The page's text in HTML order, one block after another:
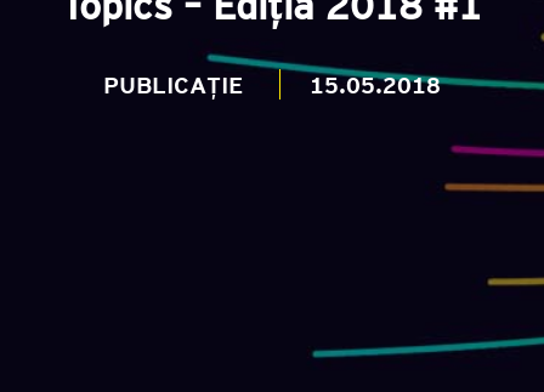
PUBLICAȚIE 15.05.2018